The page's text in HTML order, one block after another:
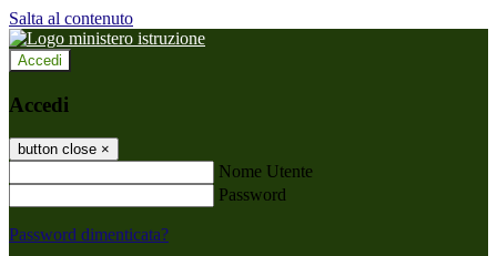
Salta al contenuto
Accedi
Accedi
button close ×
Nome Utente
Password
Password dimenticata?